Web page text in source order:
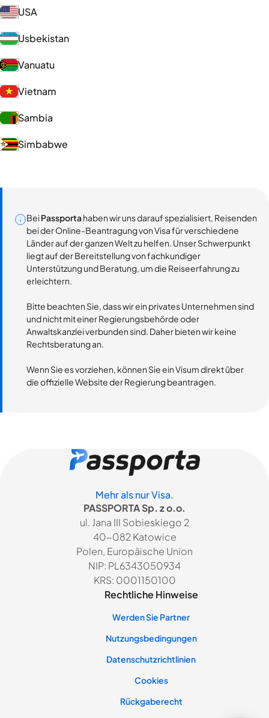
USA
Usbekistan
Vanuatu
Vietnam
Sambia
Simbabwe
BeiPassportahaben wir uns darauf spezialisiert, Reisenden
bei der Online-Beantragung von Visa für verschiedene
Länder auf der ganzen Welt zu helfen. Unser Schwerpunkt
liegt auf der Bereitstellung von fachkundiger
Unterstützung und Beratung, um die Reiseerfahrung zu
erleichtern.
Bitte beachten Sie, dass wir ein privates Unternehmen sind
und nicht mit einer Regierungsbehörde oder
Anwaltskanzlei verbunden sind. Daher bieten wir keine
Rechtsberatung an.
Wenn Sie es vorziehen, können Sie ein Visum direkt über
die offizielle Website der Regierung beantragen.
Mehr als nur Visa.
PASSPORTA Sp. z o.o.
ul. Jana III Sobieskiego 2
40-082 Katowice
Polen, Europäische Union
NIP: PL6343050934
KRS: 0001150100
Rechtliche Hinweise
Werden Sie Partner
Nutzungsbedingungen
Datenschutzrichtlinien
Cookies
Rückgaberecht